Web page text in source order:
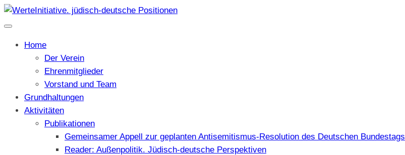
Home
Der Verein
Ehrenmitglieder
Vorstand und Team
Grundhaltungen
Aktivitäten
Publikationen
Gemeinsamer Appell zur geplanten Antisemitismus-Resolution des Deutschen Bundestags
Reader: Außenpolitik. Jüdisch-deutsche Perspektiven